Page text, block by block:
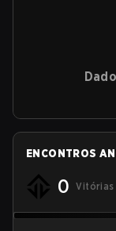
ENCONTROS
0 Vitórias